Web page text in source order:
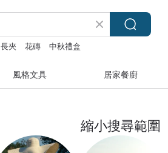
長夾 花磚 中秋禮盒
風格文具 居家餐廚
縮小搜尋範圍